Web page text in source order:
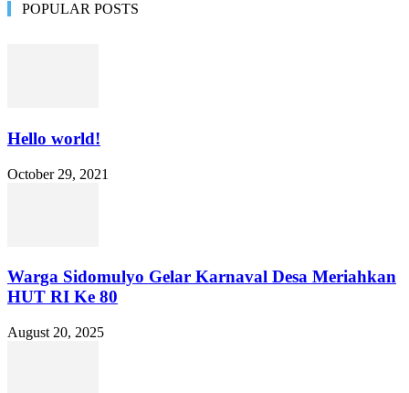
POPULAR POSTS
Hello world!
October 29, 2021
Warga Sidomulyo Gelar Karnaval Desa Meriahkan
HUT RI Ke 80
August 20, 2025